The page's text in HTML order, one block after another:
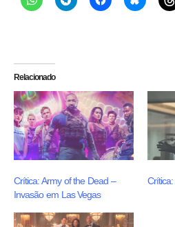
Relacionado
Crítica: Army of the Dead –
Invasão em Las Vegas